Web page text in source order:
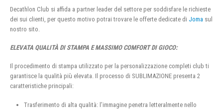
Decathlon Club si affida a partner leader del settore per soddisfare le richieste
dei sui clienti, per questo motivo potrai trovare le offerte dedicate di Joma sul
nostro sito.
ELEVATA QUALITÀ DI STAMPA E MASSIMO COMFORT DI GIOCO:
Il procedimento di stampa utilizzato per la personalizzazione completi club ti
garantisce la qualità più elevata. Il processo di SUBLIMAZIONE presenta 2
caratteristiche principali:
Trasferimento di alta qualità: l’immagine penetra letteralmente nello